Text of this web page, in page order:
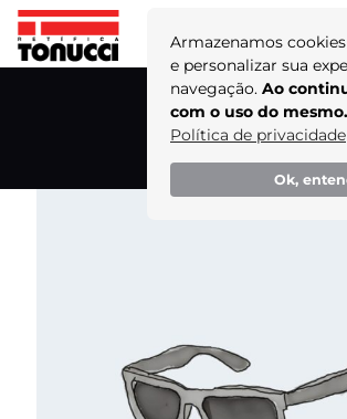
Armazenamos
e personalizar sua
navegação. Ao
com o uso do mesmo.
Política de privacidade
Ok,
sunglasses-2.jpg
Home